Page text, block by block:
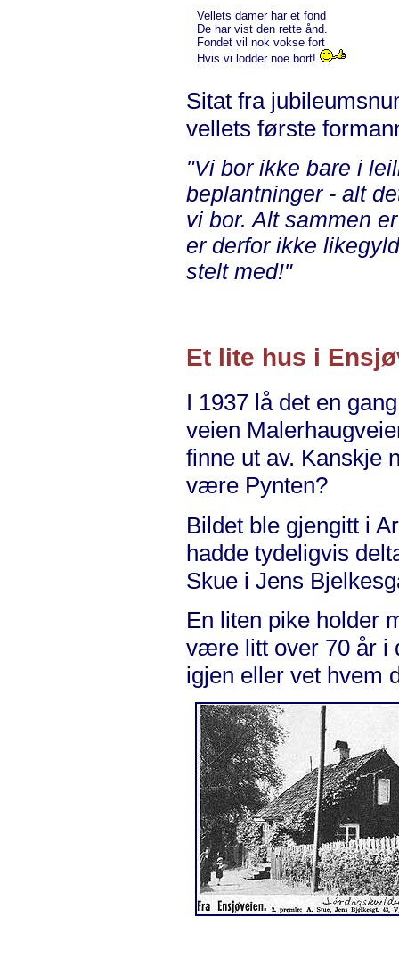
Vellets damer har et fond
De har vist den rette ånd.
Fondet vil nok vokse fort
Hvis vi lodder noe bort!
Sitat fra
vellets første
"Vi bor ikke bare i
beplantninger - alt
vi bor. Alt sammen
er derfor ikke
stelt med!"
Et lite hus i
I 1937 lå det en
veien
finne ut av. Kanskje
være Pynten?
Bildet ble gjengitt i
hadde tydeligvis
Skue i Jens
En liten pike holder
være litt over 70 år i
igjen eller vet hvem